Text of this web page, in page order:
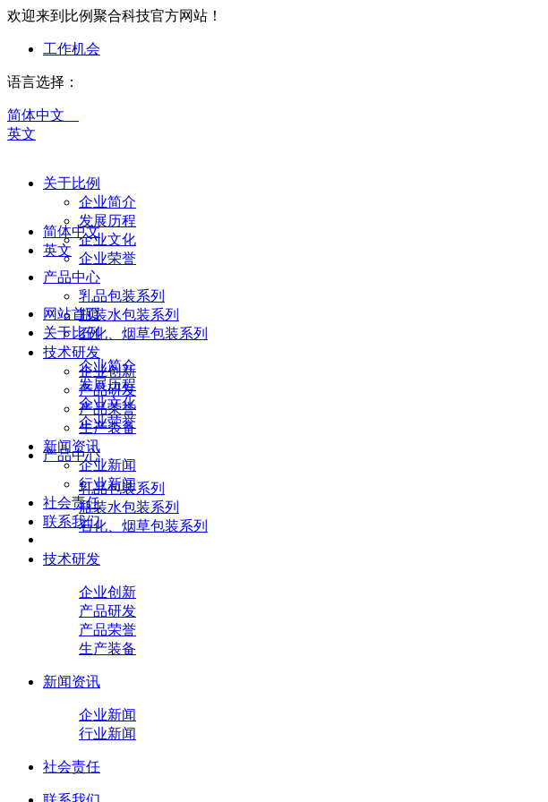
欢迎来到比例聚合科技官方网站！
工作机会
语言选择：
简体中文
英文
关于比例
企业简介
发展历程
企业文化
企业荣誉
产品中心
乳品包装系列
瓶装水包装系列
石化、烟草包装系列
技术研发
企业创新
产品研发
产品荣誉
生产装备
新闻资讯
企业新闻
行业新闻
社会责任
联系我们
简体中文
英文
网站首页
关于比例
企业简介
发展历程
企业文化
企业荣誉
产品中心
乳品包装系列
瓶装水包装系列
石化、烟草包装系列
技术研发
企业创新
产品研发
产品荣誉
生产装备
新闻资讯
企业新闻
行业新闻
社会责任